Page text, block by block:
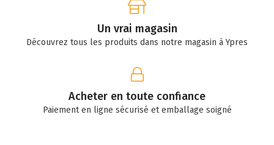
Un vrai magasin
Découvrez tous les produits dans notre magasin à Ypres
Acheter en toute confiance
Paiement en ligne sécurisé et emballage soigné